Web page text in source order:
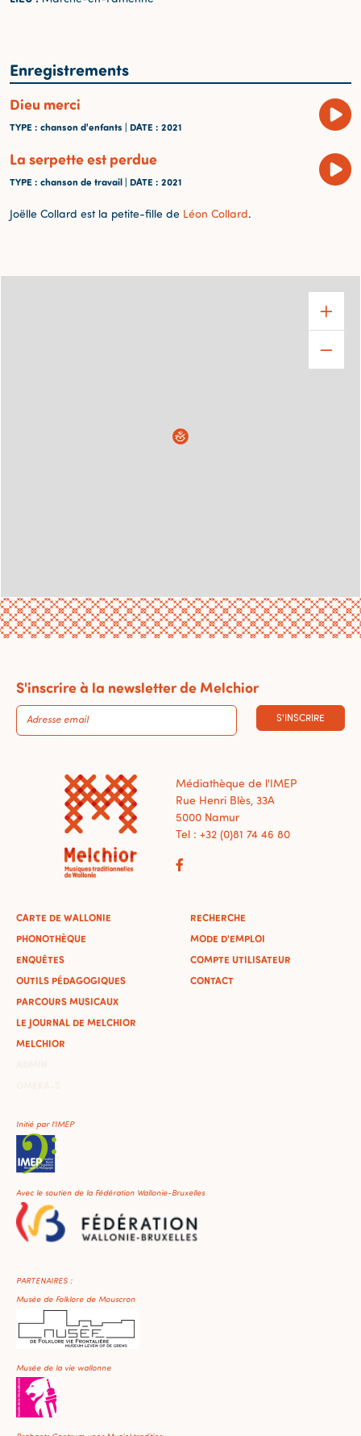
Enregistrements
Dieu merci
TYPE : chanson d'enfants | DATE : 2021
La serpette est perdue
TYPE : chanson de travail | DATE : 2021
Joëlle Collard est la petite-fille de Léon Collard.
S'inscrire à la newsletter de Melchior
S'INSCRIRE
Médiathèque de l'IMEP
Rue Henri Blès, 33A
5000 Namur
Tel : +32 (0)81 74 46 80
CARTE DE WALLONIE
PHONOTHÈQUE
ENQUÊTES
OUTILS PÉDAGOGIQUES
PARCOURS MUSICAUX
LE JOURNAL DE MELCHIOR
MELCHIOR
RECHERCHE
MODE D'EMPLOI
COMPTE UTILISATEUR
CONTACT
Initié par l'IMEP
Avec le soutien de la Fédération Wallonie-Bruxelles
PARTENAIRES :
Musée de Folklore de Mouscron
Musée de la vie wallonne